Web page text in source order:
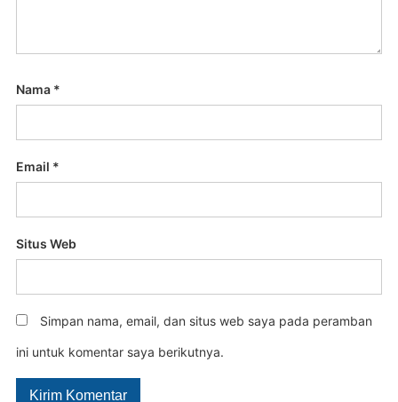
Nama *
Email *
Situs Web
Simpan nama, email, dan situs web saya pada peramban
ini untuk komentar saya berikutnya.